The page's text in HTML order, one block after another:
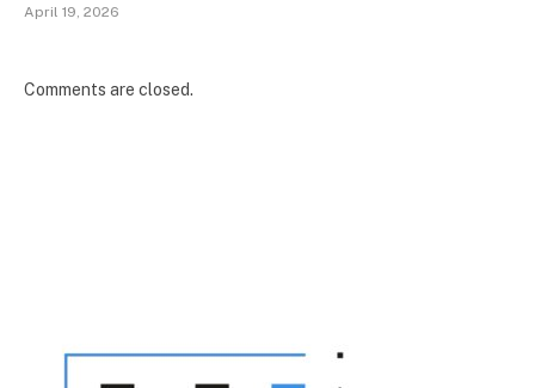
April 19, 2026
Comments are closed.